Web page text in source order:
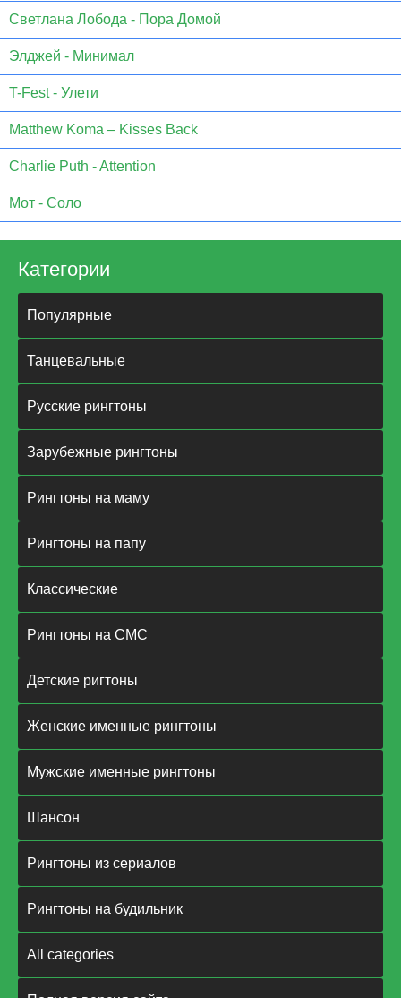
Светлана Лобода - Пора Домой
Элджей - Минимал
T-Fest - Улети
Matthew Koma – Kisses Back
Charlie Puth - Attention
Мот - Соло
Категории
Популярные
Танцевальные
Русские рингтоны
Зарубежные рингтоны
Рингтоны на маму
Рингтоны на папу
Классические
Рингтоны на СМС
Детские ригтоны
Женские именные рингтоны
Мужские именные рингтоны
Шансон
Рингтоны из сериалов
Рингтоны на будильник
All categories